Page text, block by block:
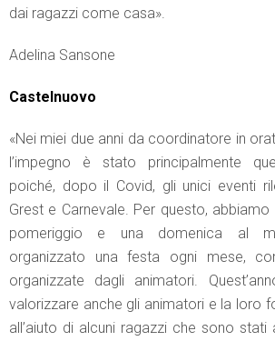
dai ragazzi come casa».
Adelina Sansone
Castelnuovo
«Nei miei due anni da coordinatore in
l’impegno è stato principalmente
poiché, dopo il Covid, gli unici eventi
Grest e Carnevale. Per questo,
pomeriggio e una domenica al
organizzato una festa ogni mese,
organizzate dagli animatori.
valorizzare anche gli animatori e la loro
all’aiuto di alcuni ragazzi che sono stati